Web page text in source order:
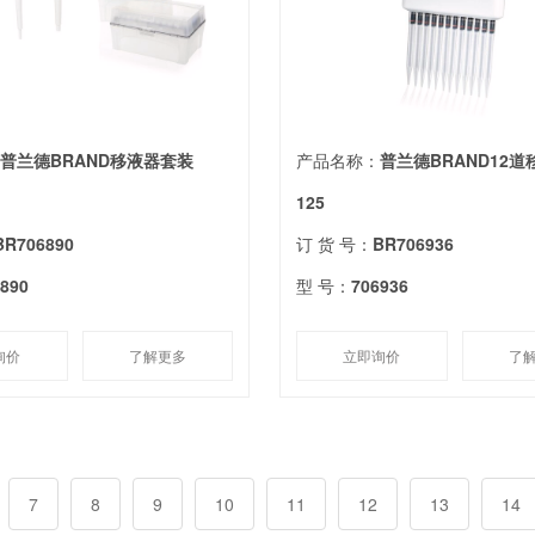
普兰德BRAND移液器套装
价 了解更多
产品名称：普兰德BRAND12道
125
订 货 号： BR706936
型 号：706936
立即询价 了
7 8 9 10 11 12 13 14